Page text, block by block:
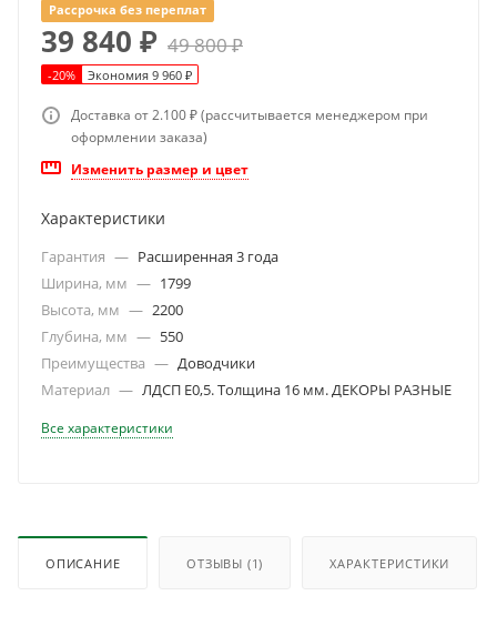
Рассрочка без переплат
39 840 ₽ 49 800₽
-20% Экономия 9 960 ₽
Доставка от 2.100 ₽ (рассчитывается менеджером при
оформлении заказа)
Изменить размер и цвет
Характеристики
Гарантия — Расширенная 3 года
Ширина, мм — 1799
Высота, мм — 2200
Глубина, мм — 550
Преимущества — Доводчики
Материал — ЛДСП Е0,5. Толщина 16 мм. ДЕКОРЫ РАЗНЫЕ
Все характеристики
ОПИСАНИЕ ОТЗЫВЫ (1) ХАРАКТЕРИСТИКИ